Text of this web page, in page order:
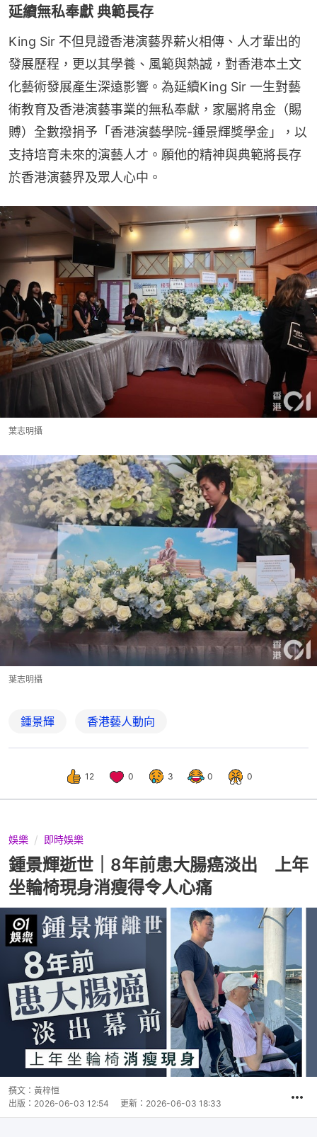
延續無私奉獻 典範長存
King Sir 不但見證香港演藝界薪火相傳、人才輩出的
發展歷程，更以其學養、風範與熱誠，對香港本土文
化藝術發展產生深遠影響。為延續King Sir 一生對藝
術教育及香港演藝事業的無私奉獻，家屬將帛金（賜
賻）全數撥捐予「香港演藝學院-鍾景輝獎學金」，以
支持培育未來的演藝人才。願他的精神與典範將長存
於香港演藝界及眾人心中。
葉志明攝
葉志明攝
鍾景輝 香港藝人動向
12 0 3 0 0
娛樂 即時娛樂
鍾景輝逝世｜8年前患大腸癌淡出 上年
坐輪椅現身消瘦得令人心痛
撰文： 黃梓恒
出版： 2026-06-03 12:54 更新： 2026-06-03 18:33